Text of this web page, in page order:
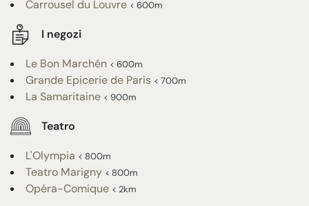
Carrousel du Louvre < 600m
I negozi
Le Bon Marchén < 600m
Grande Epicerie de Paris < 700m
La Samaritaine < 900m
Teatro
L'Olympia < 800m
Teatro Marigny < 800m
Opéra-Comique < 2km